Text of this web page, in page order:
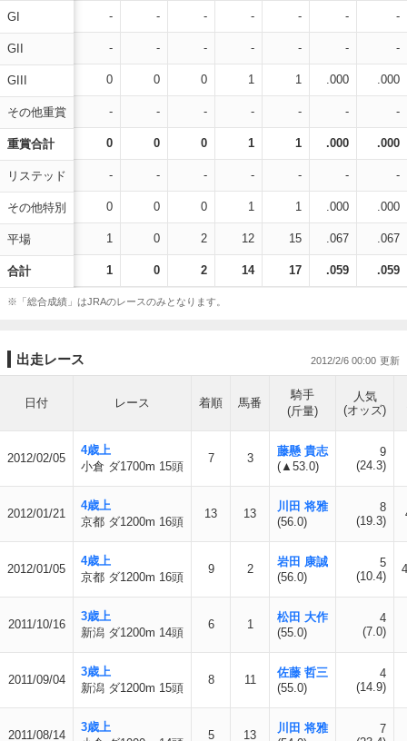
GI
GII
GIII
その他重賞
重賞合計
リステッド
その他特別
平場
合計
- - - - - - -
- - - - - - -
0 0 0 1 1 .000 .000
- - - - - - -
0 0 0 1 1 .000 .000
- - - - - - -
0 0 0 1 1 .000 .000
1 0 2 12 15 .067 .067
1 0 2 14 17 .059 .059
※「総合成績」はJRAのレースのみとなります。
出走レース 2012/2/6 00:00
日付 レース 着順 馬番
騎手
(斤量)
人気
(オッズ)
2012/02/05
4歳上
小倉 ダ1700m 15頭
7 3
藤懸 貴志
(▲53.0)
9
(24.3)
2012/01/21
4歳上
京都 ダ1200m 16頭
13 13
川田 将雅
(56.0)
8
(19.3)
2012/01/05
4歳上
京都 ダ1200m 16頭
9 2
岩田 康誠
(56.0)
5
(10.4)
2011/10/16
3歳上
新潟 ダ1200m 14頭
6 1
松田 大作
(55.0)
4
(7.0)
2011/09/04
3歳上
新潟 ダ1200m 15頭
8 11
佐藤 哲三
(55.0)
4
(14.9)
2011/08/14
3歳上
5 13
川田 将雅
7